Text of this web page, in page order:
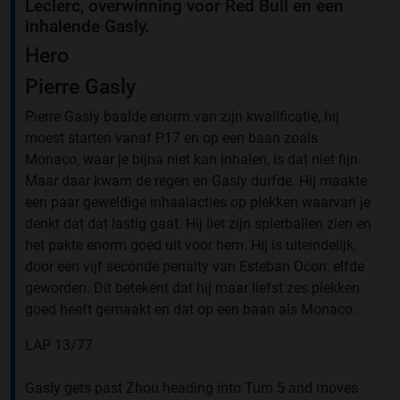
Leclerc, overwinning voor Red Bull en een
inhalende Gasly.
Hero
Pierre Gasly
Pierre Gasly baalde enorm van zijn kwalificatie, hij
moest starten vanaf P17 en op een baan zoals
Monaco, waar je bijna niet kan inhalen, is dat niet fijn.
Maar daar kwam de regen en Gasly durfde. Hij maakte
een paar geweldige inhaalacties op plekken waarvan je
denkt dat dat lastig gaat. Hij liet zijn spierballen zien en
het pakte enorm goed uit voor hem. Hij is uiteindelijk,
door een vijf seconde penalty van Esteban Ocon, elfde
geworden. Dit betekent dat hij maar liefst zes plekken
goed heeft gemaakt en dat op een baan als Monaco.
LAP 13/77
Gasly gets past Zhou heading into Turn 5 and moves